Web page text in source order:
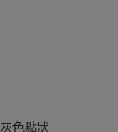
色點狀